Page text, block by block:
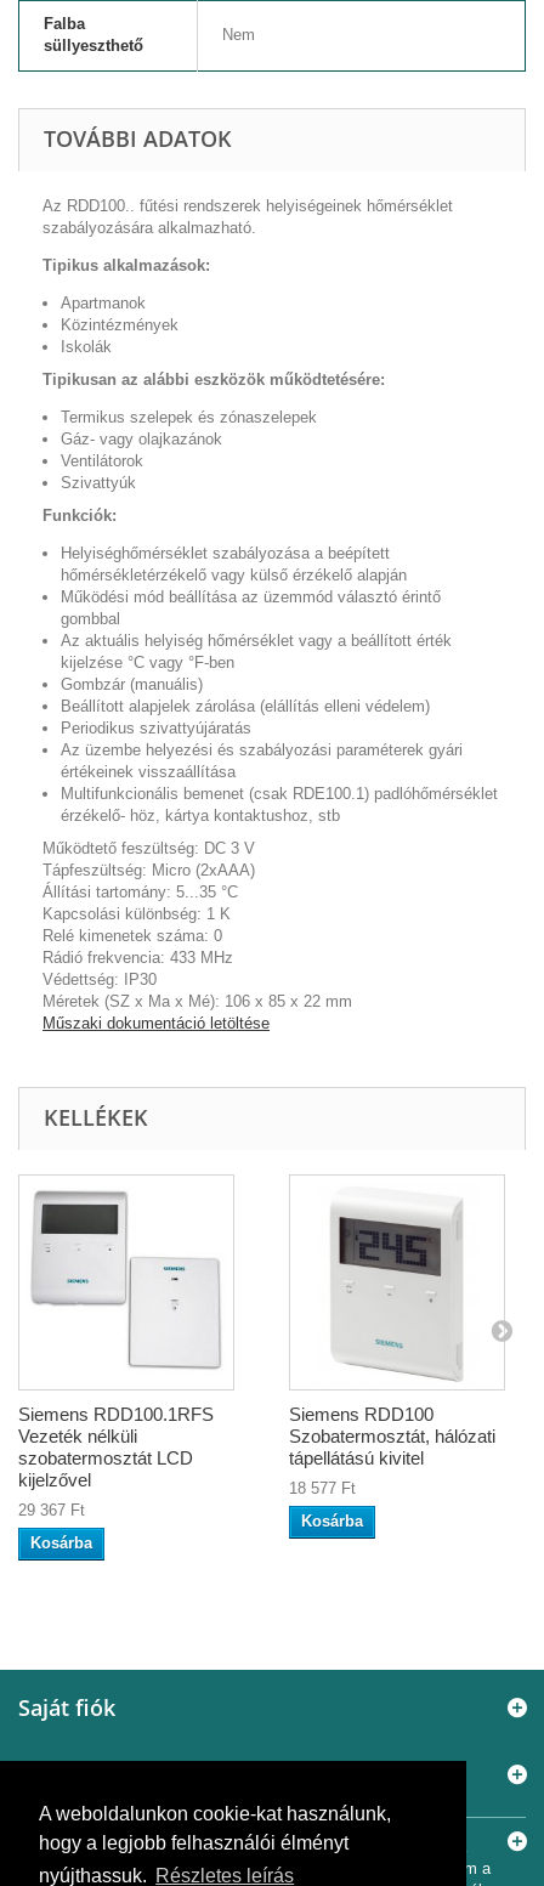
A weboldalunkon cookie-kat használunk,
hogy a legjobb felhasználói élményt
nyújthassuk. Részletes leírás
Falba
süllyeszthető
Nem
TOVÁBBI ADATOK
Az RDD100.. fűtési rendszerek helyiségeinek hőmérséklet
szabályozására alkalmazható.
Tipikus alkalmazások:
Apartmanok
Közintézmények
Iskolák
Tipikusan az alábbi eszközök működtetésére:
Termikus szelepek és zónaszelepek
Gáz- vagy olajkazánok
Ventilátorok
Szivattyúk
Funkciók:
Helyiséghőmérséklet szabályozása a beépített
hőmérsékletérzékelő vagy külső érzékelő alapján
Működési mód beállítása az üzemmód választó érintő
gombbal
Az aktuális helyiség hőmérséklet vagy a beállított érték
kijelzése °C vagy °F-ben
Gombzár (manuális)
Beállított alapjelek zárolása (elállítás elleni védelem)
Periodikus szivattyújáratás
Az üzembe helyezési és szabályozási paraméterek gyári
értékeinek visszaállítása
Multifunkcionális bemenet (csak RDE100.1) padlóhőmérséklet
érzékelő- höz, kártya kontaktushoz, stb
Működtető feszültség: DC 3 V
Tápfeszültség: Micro (2xAAA)
Állítási tartomány: 5...35 °C
Kapcsolási különbség: 1 K
Relé kimenetek száma: 0
Rádió frekvencia: 433 MHz
Védettség: IP30
Méretek (SZ x Ma x Mé): 106 x 85 x 22 mm
Műszaki dokumentáció letöltése
KELLÉKEK
Siemens RDD100.1RFS
Vezeték nélküli
szobatermosztát LCD
kijelzővel
29 367 Ft
Kosárba
Siemens RDD100
Szobatermosztát, hálózati
tápellátású kivitel
18 577 Ft
Kosárba
Saját fiók
Információ
© 2005 - 2026Murányi Épületgépészet Kft.A SiemensBolt.hu a
Murányi Épületgépészet Kft. független webáruháza. Az oldal nem a